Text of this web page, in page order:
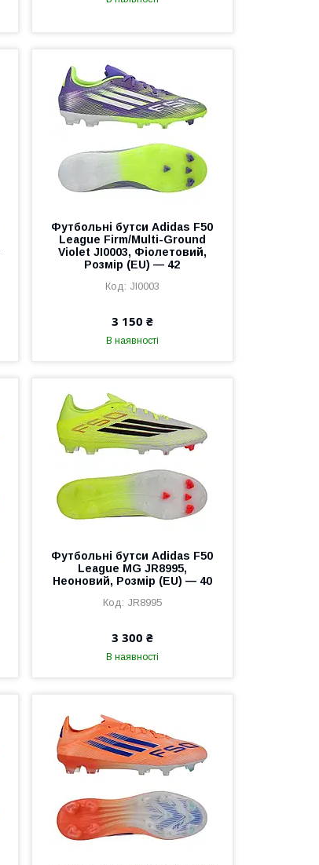
Футбольні бутси Adidas F50
League Firm/Multi-Ground
Violet JI0003, Фіолетовий,
Розмір (EU) — 42
JI0003
3 150 ₴
В наявності
Футбольні бутси Adidas F50
League MG JR8995,
Неоновий, Розмір (EU) — 40
JR8995
3 300 ₴
В наявності